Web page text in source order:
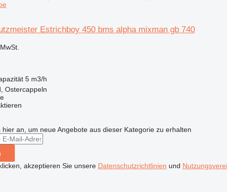
Estrichboy 450 bms alpha mixman gb 740
5 m3/h
Ostercappeln
hier an, um neue Angebote aus dieser Kategorie zu erhalten
akzeptieren Sie unsere Datenschutzrichtlinien und